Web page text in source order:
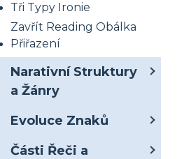
Tři Typy Ironie
Zavřít Reading Obálka
Přiřazení
Narativní Struktury
a Žánry
Evoluce Znaků
Části Řeči a